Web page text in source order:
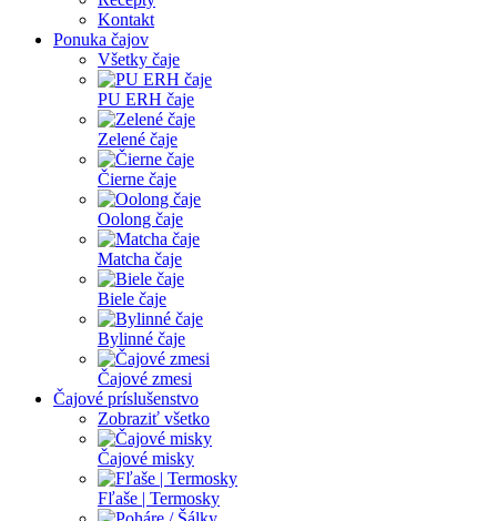
Kontakt
Ponuka čajov
Všetky čaje
PU ERH čaje
Zelené čaje
Čierne čaje
Oolong čaje
Matcha čaje
Biele čaje
Bylinné čaje
Čajové zmesi
Čajové príslušenstvo
Zobraziť všetko
Čajové misky
Fľaše | Termosky